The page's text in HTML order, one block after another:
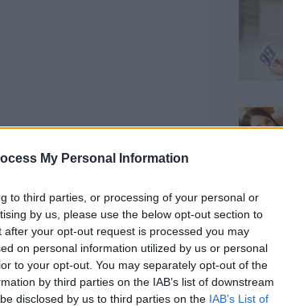
My Personal Information
to third parties, or processing of your personal or
by us, please use the below opt-out section to
your opt-out request is processed you may
on personal information utilized by us or personal
to your opt-out. You may separately opt-out of the
by third parties on the IAB’s list of downstream
disclosed by us to third parties on the IAB’s List of